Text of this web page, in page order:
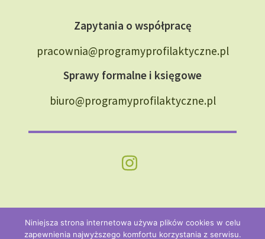
Zapytania o współpracę
pracownia@programyprofilaktyczne.pl
Sprawy formalne i księgowe
biuro@programyprofilaktyczne.pl
© 2026 YAQ Projekt — Pracownia Rozwoju Społecznego.
Niniejsza strona internetowa używa plików cookies w celu
zapewnienia najwyższego komfortu korzystania z serwisu.